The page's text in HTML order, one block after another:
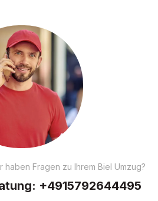
Fragen zu Ihrem Biel Umzug?
+4915792644495